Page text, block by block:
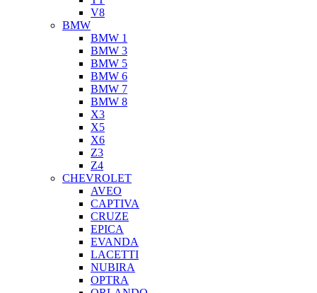
V8
BMW
BMW 1
BMW 3
BMW 5
BMW 6
BMW 7
BMW 8
X3
X5
X6
Z3
Z4
CHEVROLET
AVEO
CAPTIVA
CRUZE
EPICA
EVANDA
LACETTI
NUBIRA
OPTRA